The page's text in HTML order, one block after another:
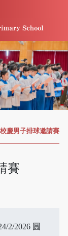
慶男子排球邀請賽
賽
2/2026 圓